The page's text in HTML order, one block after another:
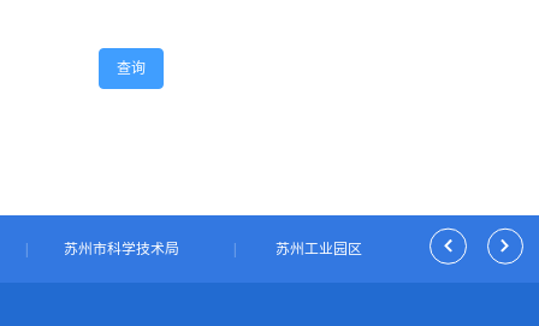
查询
苏州市科学技术局 苏州工业园区 | 独墅湖